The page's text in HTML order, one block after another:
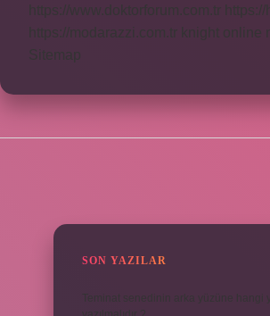
https://www.doktorforum.com.tr
https://modarazzi.com.tr
knight online
Sitemap
SON YAZILAR